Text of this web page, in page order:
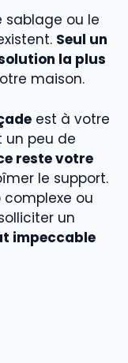
sablage ou le
Seul un
la plus
maison.
est à votre
un peu de
reste votre
le support.
complexe ou
un
impeccable